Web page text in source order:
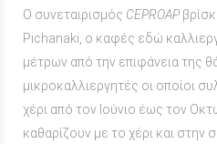
Ο συνεταιρισμός CEPROAP
Pichanaki, ο καφές εδώ
μέτρων από την επιφάνεια της
μικροκαλλιεργητές οι οποίοι
χέρι από τον Ιούνιο έως τον
καθαρίζουν με το χέρι και στην